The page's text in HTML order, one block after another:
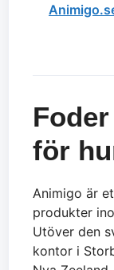
för
Animigo är
produkter
Utöver den
kontor i